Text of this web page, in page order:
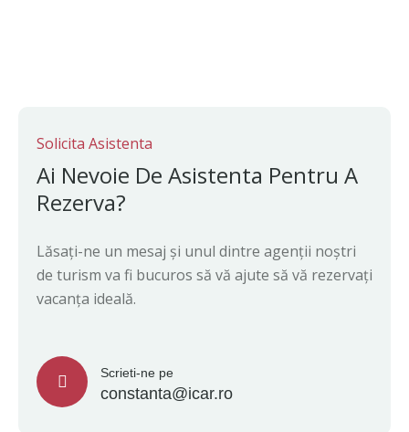
Solicita Asistenta
Ai Nevoie De Asistenta Pentru A
Rezerva?
Lăsați-ne un mesaj și unul dintre agenții noștri
de turism va fi bucuros să vă ajute să vă rezervați
vacanța ideală.
Scrieti-ne pe
constanta@icar.ro